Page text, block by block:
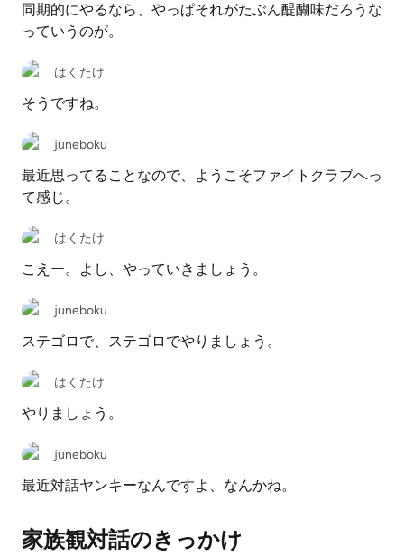
同期的にやるなら、やっぱそれがたぶん醍醐味だろうな
っていうのが。
はくたけ
そうですね。
juneboku
最近思ってることなので、ようこそファイトクラブへっ
て感じ。
はくたけ
こえー。よし、やっていきましょう。
juneboku
ステゴロで、ステゴロでやりましょう。
はくたけ
やりましょう。
juneboku
最近対話ヤンキーなんですよ、なんかね。
家族観対話のきっかけ